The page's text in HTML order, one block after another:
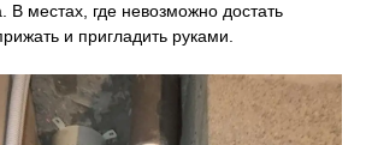
В местах, где невозможно достать
и пригладить руками.